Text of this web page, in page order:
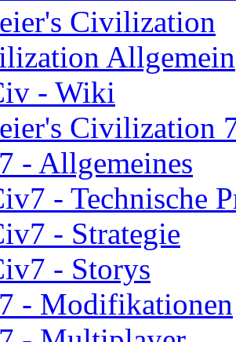
Civilization
Allgemein
- Wiki
Civilization
- Allgemeines
- Technische
- Strategie
- Storys
- Modifikationen